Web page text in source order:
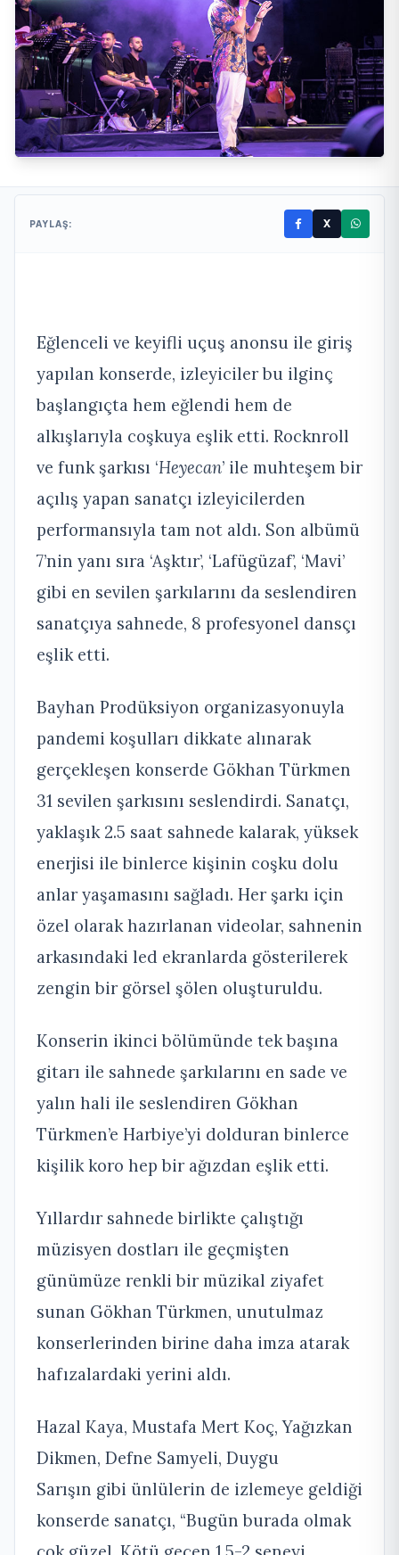
PAYLAŞ: X
Eğlenceli ve keyifli uçuş anonsu ile giriş
yapılan konserde, izleyiciler bu ilginç
başlangıçta hem eğlendi hem de
alkışlarıyla coşkuya eşlik etti. Rocknroll
ve funk şarkısı ‘Heyecan’ ile muhteşem bir
açılış yapan sanatçı izleyicilerden
performansıyla tam not aldı. Son albümü
7’nin yanı sıra ‘Aşktır’, ‘Lafügüzaf’, ‘Mavi’
gibi en sevilen şarkılarını da seslendiren
sanatçıya sahnede, 8 profesyonel dansçı
eşlik etti.
Bayhan Prodüksiyon organizasyonuyla
pandemi koşulları dikkate alınarak
gerçekleşen konserde Gökhan Türkmen
31 sevilen şarkısını seslendirdi. Sanatçı,
yaklaşık 2.5 saat sahnede kalarak, yüksek
enerjisi ile binlerce kişinin coşku dolu
anlar yaşamasını sağladı. Her şarkı için
özel olarak hazırlanan videolar, sahnenin
arkasındaki led ekranlarda gösterilerek
zengin bir görsel şölen oluşturuldu.
Konserin ikinci bölümünde tek başına
gitarı ile sahnede şarkılarını en sade ve
yalın hali ile seslendiren Gökhan
Türkmen’e Harbiye’yi dolduran binlerce
kişilik koro hep bir ağızdan eşlik etti.
Yıllardır sahnede birlikte çalıştığı
müzisyen dostları ile geçmişten
günümüze renkli bir müzikal ziyafet
sunan Gökhan Türkmen, unutulmaz
konserlerinden birine daha imza atarak
hafızalardaki yerini aldı.
Hazal Kaya, Mustafa Mert Koç, Yağızkan
Dikmen, Defne Samyeli, Duygu
Sarışın gibi ünlülerin de izlemeye geldiği
konserde sanatçı, “Bugün burada olmak